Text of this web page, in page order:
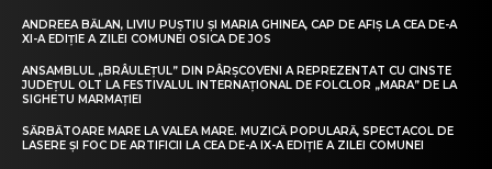
ANDREEA BĂLAN, LIVIU PUȘTIU ȘI MARIA GHINEA, CAP DE AFIȘ LA CEA DE-A
XI-A EDIȚIE A ZILEI COMUNEI OSICA DE JOS
ANSAMBLUL „BRÂULEȚUL” DIN PÂRȘCOVENI A REPREZENTAT CU CINSTE
JUDEȚUL OLT LA FESTIVALUL INTERNAȚIONAL DE FOLCLOR „MARA” DE LA
SIGHETU MARMAȚIEI
SĂRBĂTOARE MARE LA VALEA MARE. MUZICĂ POPULARĂ, SPECTACOL DE
LASERE ȘI FOC DE ARTIFICII LA CEA DE-A IX-A EDIȚIE A ZILEI COMUNEI